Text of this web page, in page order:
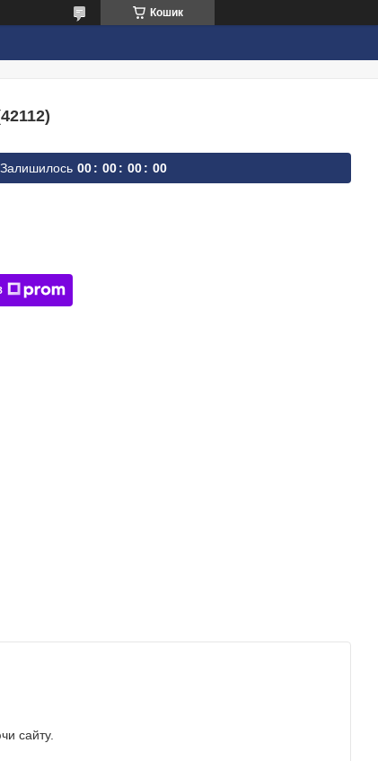
Кошик
Залишилось 00 00 00 00
сайту.